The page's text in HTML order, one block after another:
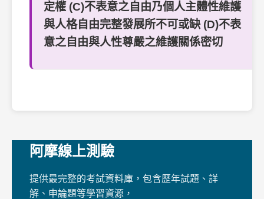
定權 (C)不表意之自由乃個人主體性維護
與人格自由完整發展所不可或缺 (D)不表
意之自由與人性尊嚴之維護關係密切
阿摩線上測驗
提供最完整的考試資料庫，包含歷年試題、詳
解、申論題等學習資源，